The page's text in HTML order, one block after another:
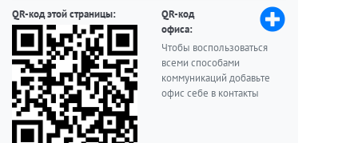
QR-код этой страницы:
QR-код
офиса:
Чтобы воспользоваться
всеми способами
коммуникаций добавьте
офис себе в контакты